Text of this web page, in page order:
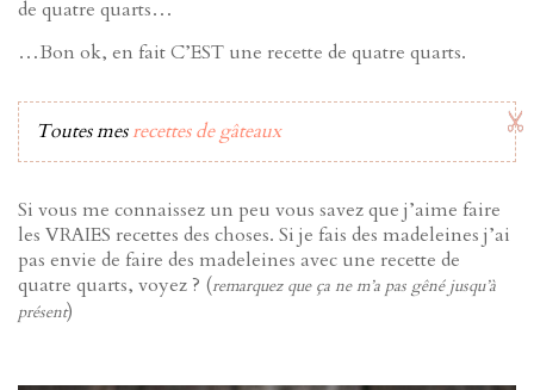
de quatre quarts…
…Bon ok, en fait C’EST une recette de quatre quarts.
Toutes mesrecettes de gâteaux
Si vous me connaissez un peu vous savez que j’aime faire
les VRAIES recettes des choses. Si je fais des madeleines j’ai
pas envie de faire des madeleines avec une recette de
quatre quarts, voyez ? (remarquez que ça ne m’a pas gêné jusqu’à
présent)